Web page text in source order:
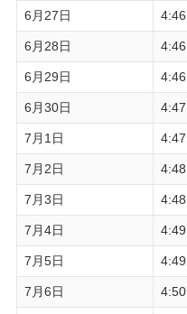
6月27日 4:46
6月28日 4:46
6月29日 4:46
6月30日 4:47
7月1日 4:47
7月2日 4:48
7月3日 4:48
7月4日 4:49
7月5日 4:49
7月6日 4:50